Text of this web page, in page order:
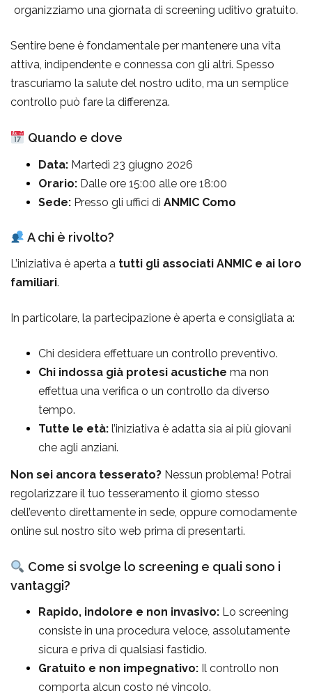
organizziamo una giornata di screening uditivo gratuito.
Sentire bene è fondamentale per mantenere una vita
attiva, indipendente e connessa con gli altri. Spesso
trascuriamo la salute del nostro udito, ma un semplice
controllo può fare la differenza.
Quando e dove
Data: Martedì 23 giugno 2026
Orario: Dalle ore 15:00 alle ore 18:00
Sede: Presso gli uffici di ANMIC Como
A chi è rivolto?
L’iniziativa è aperta a tutti gli associati ANMIC e ai loro
familiari.
In particolare, la partecipazione è aperta e consigliata a:
Chi desidera effettuare un controllo preventivo.
Chi indossa già protesi acustiche ma non
effettua una verifica o un controllo da diverso
tempo.
Tutte le età: l’iniziativa è adatta sia ai più giovani
che agli anziani.
Non sei ancora tesserato? Nessun problema! Potrai
regolarizzare il tuo tesseramento il giorno stesso
dell’evento direttamente in sede, oppure comodamente
online sul nostro sito web prima di presentarti.
Come si svolge lo screening e quali sono i
vantaggi?
Rapido, indolore e non invasivo: Lo screening
consiste in una procedura veloce, assolutamente
sicura e priva di qualsiasi fastidio.
Gratuito e non impegnativo: Il controllo non
comporta alcun costo né vincolo.